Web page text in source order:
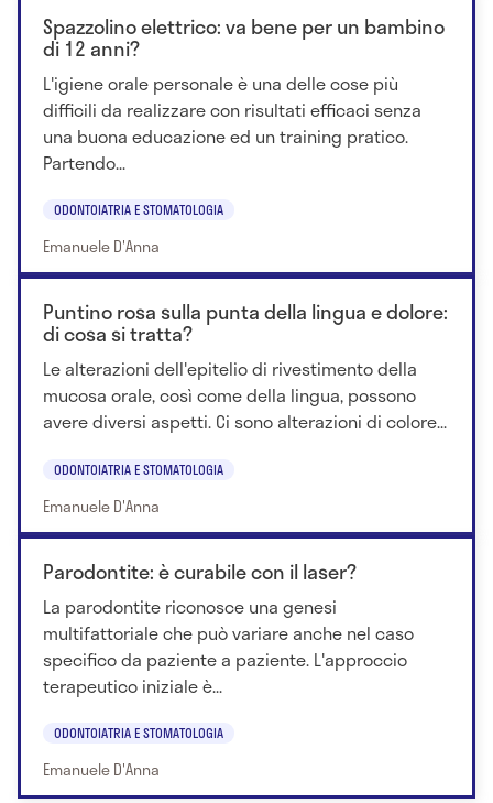
Spazzolino elettrico: va bene per un bambino
di 12 anni?
L'igiene orale personale è una delle cose più
difficili da realizzare con risultati efficaci senza
una buona educazione ed un training pratico.
Partendo...
ODONTOIATRIA E STOMATOLOGIA
Emanuele D'Anna
Puntino rosa sulla punta della lingua e dolore:
di cosa si tratta?
Le alterazioni dell'epitelio di rivestimento della
mucosa orale, così come della lingua, possono
avere diversi aspetti. Ci sono alterazioni di colore...
ODONTOIATRIA E STOMATOLOGIA
Emanuele D'Anna
Parodontite: è curabile con il laser?
La parodontite riconosce una genesi
multifattoriale che può variare anche nel caso
specifico da paziente a paziente. L'approccio
terapeutico iniziale è...
ODONTOIATRIA E STOMATOLOGIA
Emanuele D'Anna